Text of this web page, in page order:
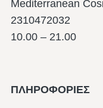
10.00 –
ΠΛΗΡΟΦΟΡΙΕΣ